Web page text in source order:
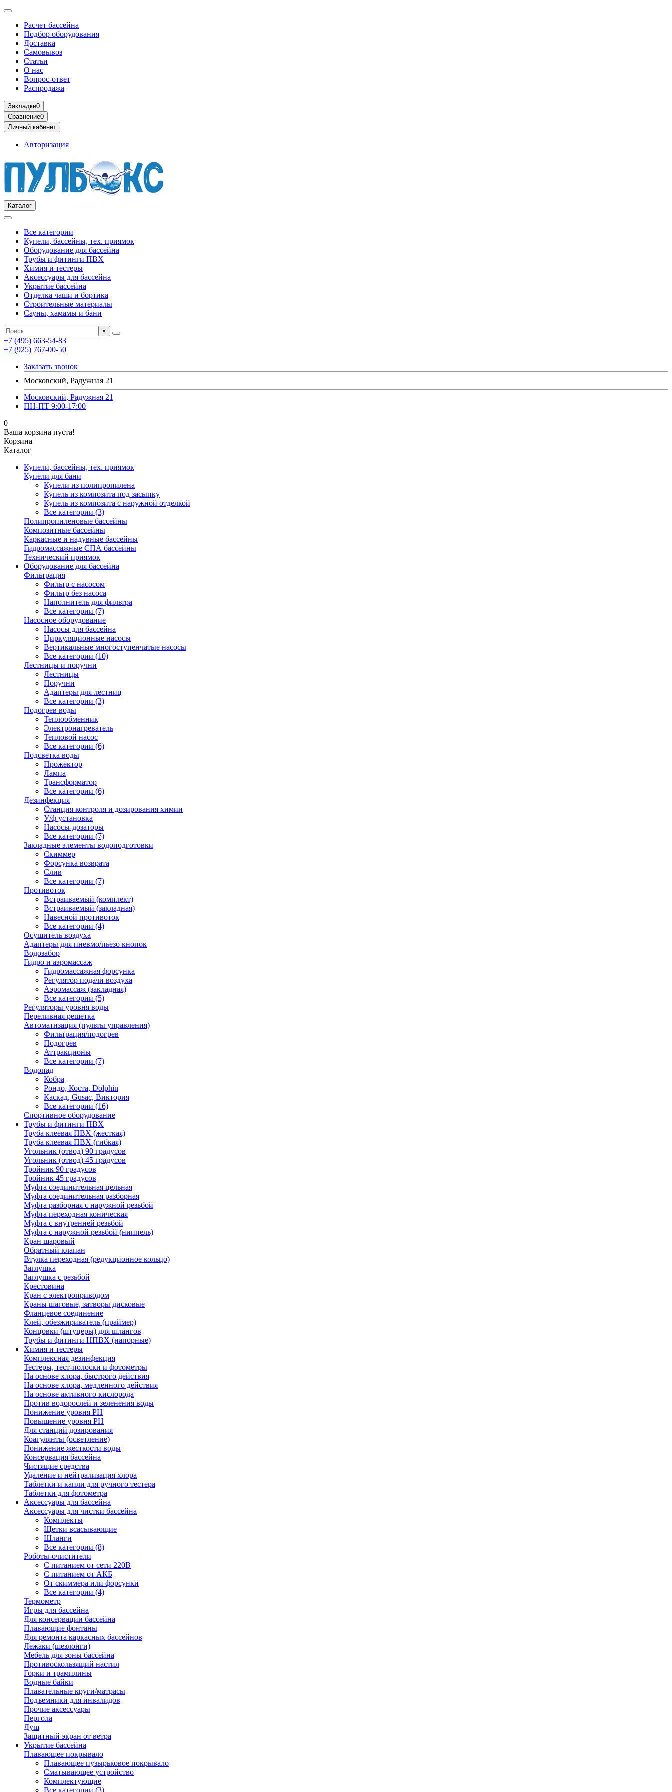
Расчет бассейна
Подбор оборудования
Доставка
Самовывоз
Статьи
О нас
Вопрос-ответ
Распродажа
Закладки0
Сравнение0
Личный кабинет
Авторизация
Каталог
Все категории
Купели, бассейны, тех. приямок
Оборудование для бассейна
Трубы и фитинги ПВХ
Химия и тестеры
Аксессуары для бассейна
Укрытие бассейна
Отделка чаши и бортика
Строительные материалы
Сауны, хамамы и бани
×
+7 (495) 663-54-83
+7 (925) 767-00-50
Заказать звонок
Московский, Радужная 21
Московский, Радужная 21
ПН-ПТ 9:00-17:00
0
Ваша корзина пуста!
Корзина
Каталог
Купели, бассейны, тех. приямок
Купели для бани
Купели из полипропилена
Купель из композита под засыпку
Купель из композита с наружной отделкой
Все категории (3)
Полипропиленовые бассейны
Композитные бассейны
Каркасные и надувные бассейны
Гидромассажные СПА бассейны
Технический приямок
Оборудование для бассейна
Фильтрация
Фильтр с насосом
Фильтр без насоса
Наполнитель для фильтра
Все категории (7)
Насосное оборудование
Насосы для бассейна
Циркуляционные насосы
Вертикальные многоступенчатые насосы
Все категории (10)
Лестницы и поручни
Лестницы
Поручни
Адаптеры для лестниц
Все категории (3)
Подогрев воды
Теплообменник
Электронагреватель
Тепловой насос
Все категории (6)
Подсветка воды
Прожектор
Лампа
Трансформатор
Все категории (6)
Дезинфекция
Станция контроля и дозирования химии
У/ф установка
Насосы-дозаторы
Все категории (7)
Закладные элементы водоподготовки
Скиммер
Форсунка возврата
Слив
Все категории (7)
Противоток
Встраиваемый (комплект)
Встраиваемый (закладная)
Навесной противоток
Все категории (4)
Осушитель воздуха
Адаптеры для пневмо/пьезо кнопок
Водозабор
Гидро и аэромассаж
Гидромассажная форсунка
Регулятор подачи воздуха
Аэромассаж (закладная)
Все категории (5)
Регуляторы уровня воды
Переливная решетка
Автоматизация (пульты управления)
Фильтрация/подогрев
Подогрев
Аттракционы
Все категории (7)
Водопад
Кобра
Рондо, Коста, Dolphin
Каскад, Gusac, Виктория
Все категории (16)
Спортивное оборудование
Трубы и фитинги ПВХ
Труба клеевая ПВХ (жесткая)
Труба клеевая ПВХ (гибкая)
Угольник (отвод) 90 градусов
Угольник (отвод) 45 градусов
Тройник 90 градусов
Тройник 45 градусов
Муфта соединительная цельная
Муфта соединительная разборная
Муфта разборная с наружной резьбой
Муфта переходная коническая
Муфта с внутренней резьбой
Муфта с наружной резьбой (ниппель)
Кран шаровый
Обратный клапан
Втулка переходная (редукционное кольцо)
Заглушка
Заглушка с резьбой
Крестовина
Кран с электроприводом
Краны шаговые, затворы дисковые
Фланцевое соединение
Клей, обезжириватель (праймер)
Концовки (штуцеры) для шлангов
Трубы и фитинги НПВХ (напорные)
Химия и тестеры
Комплексная дезинфекция
Тестеры, тест-полоски и фотометры
На основе хлора, быстрого действия
На основе хлора, медленного действия
На основе активного кислорода
Против водорослей и зеленения воды
Понижение уровня РН
Повышение уровня РН
Для станций дозирования
Коагулянты (осветление)
Понижение жесткости воды
Консервация бассейна
Чистящие средства
Удаление и нейтрализация хлора
Таблетки и капли для ручного тестера
Таблетки для фотометра
Аксессуары для бассейна
Аксессуары для чистки бассейна
Комплекты
Щетки всасывающие
Шланги
Все категории (8)
Роботы-очистители
С питанием от сети 220В
С питанием от АКБ
От скиммера или форсунки
Все категории (4)
Термометр
Игры для бассейна
Для консервации бассейна
Плавающие фонтаны
Для ремонта каркасных бассейнов
Лежаки (шезлонги)
Мебель для зоны бассейна
Противоскользящий настил
Горки и трамплины
Водные байки
Плавательные круги/матрасы
Подъемники для инвалидов
Прочие аксессуары
Пергола
Душ
Защитный экран от ветра
Укрытие бассейна
Плавающее покрывало
Плавающее пузырьковое покрывало
Сматывающее устройство
Комплектующие
Все категории (3)